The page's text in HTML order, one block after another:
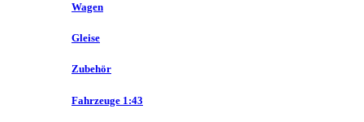
Wagen
Gleise
Zubehör
Fahrzeuge 1:43